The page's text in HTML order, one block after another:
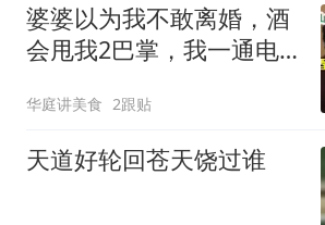
婆婆以为我不敢离婚，酒
会甩我2巴掌，我一通电
华庭讲美食 2跟贴
天道好轮回苍天饶过谁